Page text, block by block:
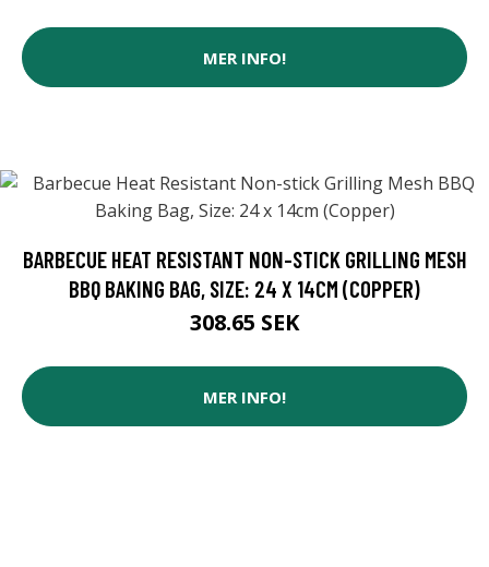
MER INFO!
BARBECUE HEAT RESISTANT NON-STICK GRILLING MESH
BBQ BAKING BAG, SIZE: 24 X 14CM (COPPER)
308.65 SEK
MER INFO!